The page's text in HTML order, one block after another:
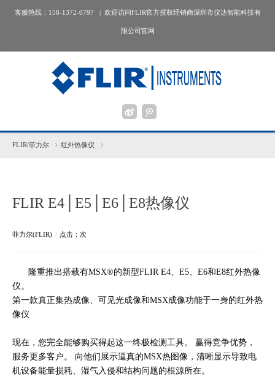
客服热线：158-1372-0797 | 欢迎访问FLIR官方授权经销商深圳市仪达智能科技有
限公司官网
FLIR/菲力尔 红外热像仪
FLIR E4│E5│E6│E8热像仪
菲力尔(FLIR) 点击： 次
隆重推出搭载有MSX®的新型FLIR E4、E5、E6和E8红外热像
仪。
第一款真正集热成像、可见光成像和MSX成像功能于一身的红外热
像仪
现在，您完全能够购买得起这一终极检测工具。 赢得竞争优势，
服务更多客户。 向他们展示逼真的MSX热图像，清晰显示导致电
机设备能量损耗、湿气入侵和结构问题的根源所在。